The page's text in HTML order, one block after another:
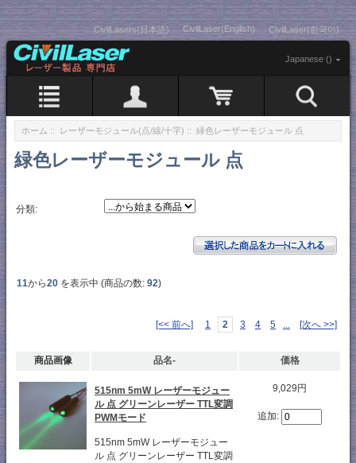
CivilLasers(日本語) CivilLaser(English) CivilLaser(한국어)
Japanese ()
ホーム :: レーザーモジュール(点/線/十字) :: 緑色レーザーモジュール 点
緑色レーザーモジュール 点
分類:
11から20 を表示中 (商品の数: 92)
[<< 前へ] 1 2 3 4 5 ... [次へ >>]
商品画像 品名- 価格
515nm 5mW レーザーモジュー
ル 点 グリーンレーザー TTL変調
PWMモード
515nm 5mW レーザーモジュー
ル 点 グリーンレーザー TTL変調
9,029円
追加: